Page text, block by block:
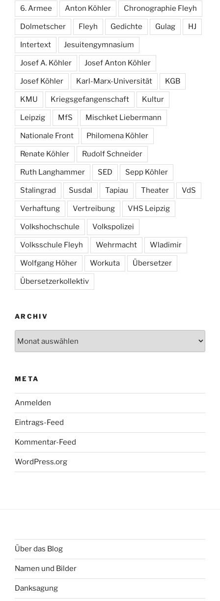
6. Armee Anton Köhler Chronographie Fleyh
Dolmetscher Fleyh Gedichte Gulag HJ
Intertext Jesuitengymnasium
Josef A. Köhler Josef Anton Köhler
Josef Köhler Karl-Marx-Universität KGB
KMU Kriegsgefangenschaft Kultur
Leipzig MfS Mischket Liebermann
Nationale Front Philomena Köhler
Renate Köhler Rudolf Schneider
Ruth Langhammer SED Sepp Köhler
Stalingrad Susdal Tapiau Theater VdS
Verhaftung Vertreibung VHS Leipzig
Volkshochschule Volkspolizei
Volksschule Fleyh Wehrmacht Wladimir
Wolfgang Höher Workuta Übersetzer
Übersetzerkollektiv
ARCHIV
META
Anmelden
Eintrags-Feed
Kommentar-Feed
WordPress.org
Über das Blog
Namen und Bilder
Danksagung